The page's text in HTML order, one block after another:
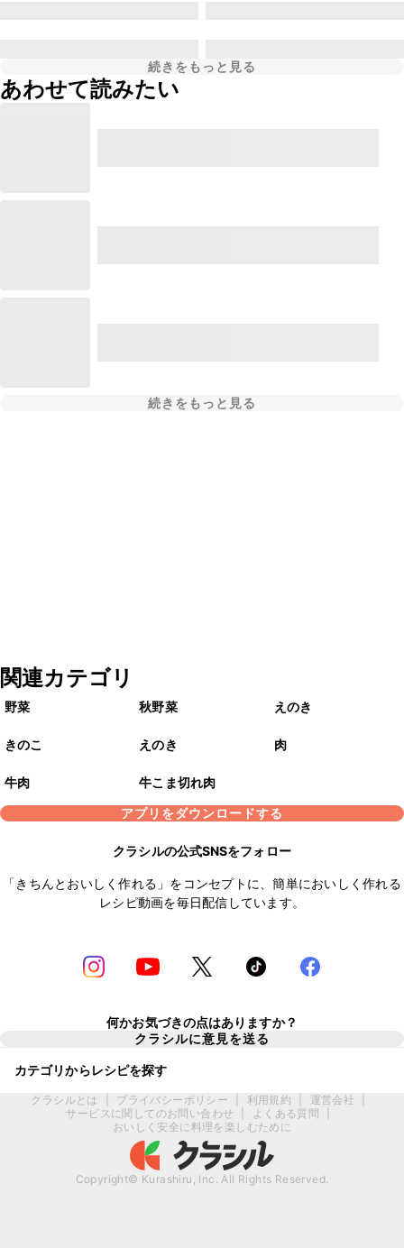
続きをもっと見る
あわせて読みたい
続きをもっと見る
関連カテゴリ
野菜 秋野菜 えのき
きのこ えのき 肉
牛肉
牛こま切れ肉
アプリをダウンロードする
クラシルの公式SNSをフォロー
「きちんとおいしく作れる」をコンセプトに、簡単においしく作れる
レシピ動画を毎日配信しています。
何かお気づきの点はありますか？
クラシルに意見を送る
カテゴリからレシピを探す
クラシルとは プライバシーポリシー 利用規約 運営会社
サービスに関してのお問い合わせ
よくある質問
おいしく安全に料理を楽しむために
Copyright© Kurashiru, Inc. All Rights Reserved.